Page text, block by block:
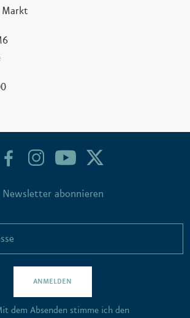
Markt
Newsletter abonnieren
ANMELDEN
dem Absenden stimme ich den